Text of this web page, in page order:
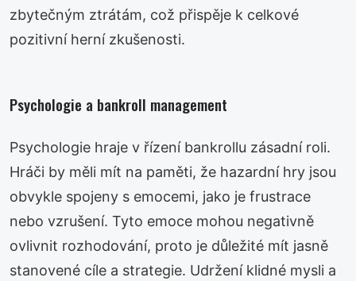
zbytečným ztrátám, což přispěje k celkové
pozitivní herní zkušenosti.
Psychologie a bankroll management
Psychologie hraje v řízení bankrollu zásadní roli.
Hráči by měli mít na paměti, že hazardní hry jsou
obvykle spojeny s emocemi, jako je frustrace
nebo vzrušení. Tyto emoce mohou negativně
ovlivnit rozhodování, proto je důležité mít jasně
stanovené cíle a strategie. Udržení klidné mysli a